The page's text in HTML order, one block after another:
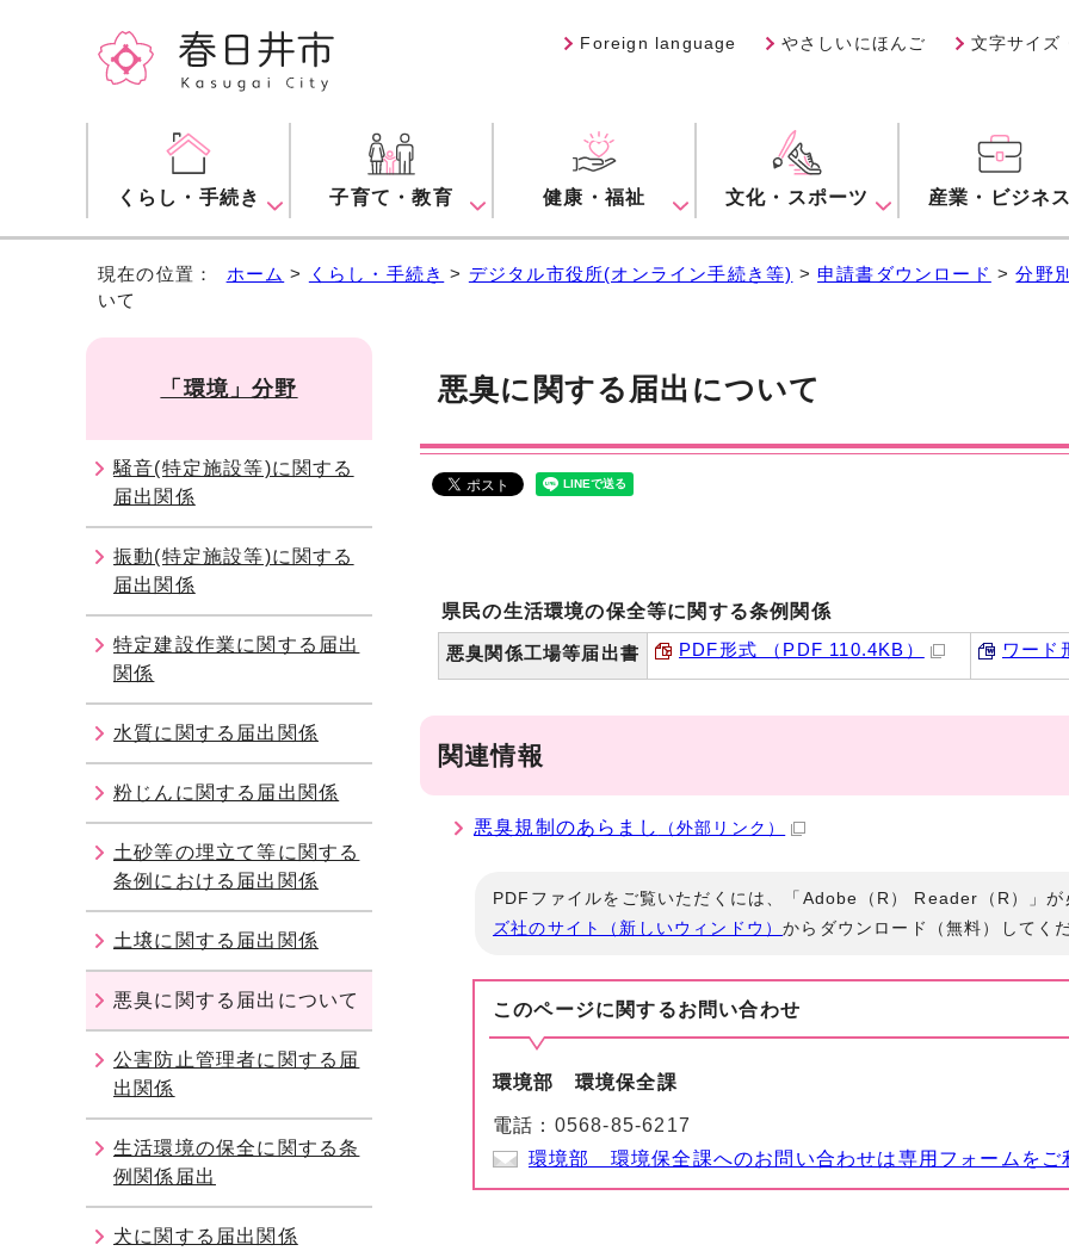
Foreign language やさしいにほんご 文字サイズ
くらし・手続き 子育て・教育 健康・福祉 文化・スポーツ 産業・ビジネス
現在の位置： ホーム > くらし・手続き > デジタル市役所(オンライン手続き等) > 申請書ダウンロード >分野
いて
悪臭に関する届出について
県民の生活環境の保全等に関する条例関係
悪臭関係工場等届出書 PDF形式 （PDF 110.4KB） ワード
関連情報
悪臭規制のあらまし （外部リンク）
PDFファイルをご覧いただくには、「Adobe（R） Reader（R）」が
ズ社のサイト（新しいウィンドウ）からダウンロード（無料）してくだ
このページに関するお問い合わせ
環境部 環境保全課
電話： 0568-85-6217
環境部 環境保全課へのお問い合わせは専用フォームをご
「環境」分野
騒音(特定施設等)に関する
届出関係
振動(特定施設等)に関する
届出関係
特定建設作業に関する届出
関係
水質に関する届出関係
粉じんに関する届出関係
土砂等の埋立て等に関する
条例における届出関係
土壌に関する届出関係
悪臭に関する届出について
公害防止管理者に関する届
出関係
生活環境の保全に関する条
例関係届出
犬に関する届出関係